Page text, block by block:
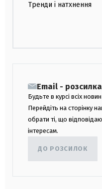
Тренди і натхнення
Email - розсилка
Будьте в курсі всіх
Перейдіть на сторінку
обрати ті, що
інтересам.
ДО РОЗСИЛОК